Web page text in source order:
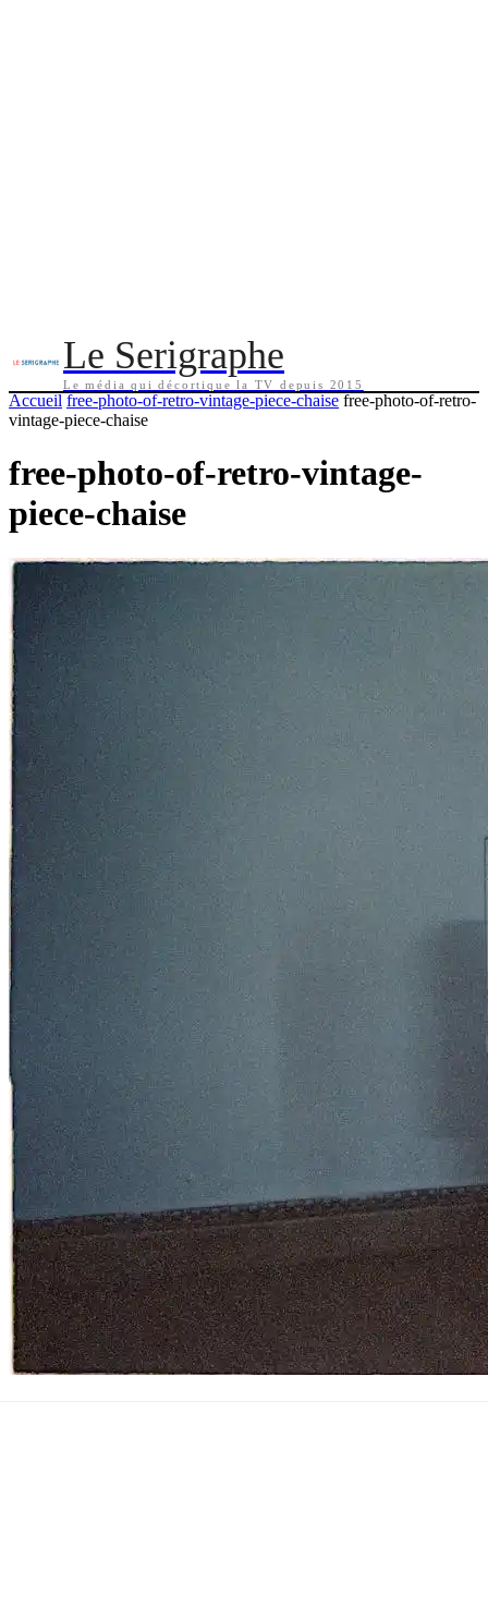
Le Serigraphe
Le média qui décortique la TV depuis 2015
Accueil free-photo-of-retro-vintage-piece-chaise free-photo-of-retro-
vintage-piece-chaise
free-photo-of-retro-vintage-
piece-chaise